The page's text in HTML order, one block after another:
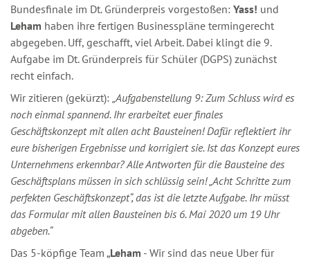
Bundesfinale im Dt. Gründerpreis vorgestoßen: Yass! und
Leham haben ihre fertigen Businesspläne termingerecht
abgegeben. Uff, geschafft, viel Arbeit. Dabei klingt die 9.
Aufgabe im Dt. Gründerpreis für Schüler (DGPS) zunächst
recht einfach.
Wir zitieren (gekürzt): „Aufgabenstellung 9: Zum Schluss wird es
noch einmal spannend. Ihr erarbeitet euer finales
Geschäftskonzept mit allen acht Bausteinen! Dafür reflektiert ihr
eure bisherigen Ergebnisse und korrigiert sie. Ist das Konzept eures
Unternehmens erkennbar? Alle Antworten für die Bausteine des
Geschäftsplans müssen in sich schlüssig sein! „Acht Schritte zum
perfekten Geschäftskonzept“, das ist die letzte Aufgabe. Ihr müsst
das Formular mit allen Bausteinen bis 6. Mai 2020 um 19 Uhr
abgeben.“
Das 5-köpfige Team „Leham - Wir sind das neue Uber für